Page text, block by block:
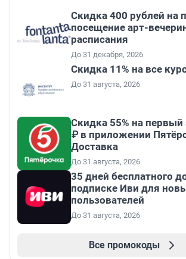
Cкидка 400 рублей на
посещение арт-
расписания
До 31 декабря, 2026
Скидка 11% на все
До 31 августа, 2026
Скидка 55% на первый
₽ в приложении
Доставка
До 31 августа, 2026
35 дней бесплатного
подписке Иви для
пользователей
До 31 августа, 2026
Все промокоды